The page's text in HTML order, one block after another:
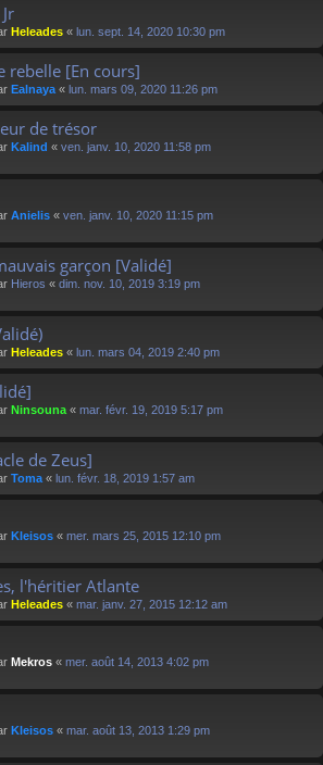
Heleades « lun. sept. 14, 2020 10:30 pm
rebelle [En cours]
Ealnaya « lun. mars 09, 2020 11:26 pm
de trésor
Kalind « ven. janv. 10, 2020 11:58 pm
Anielis « ven. janv. 10, 2020 11:15 pm
garçon [Validé]
Hieros « dim. nov. 10, 2019 3:19 pm
Heleades « lun. mars 04, 2019 2:40 pm
Ninsouna « mar. févr. 19, 2019 5:17 pm
de Zeus]
Toma « lun. févr. 18, 2019 1:57 am
Kleisos « mer. mars 25, 2015 12:10 pm
l'héritier Atlante
Heleades « mar. janv. 27, 2015 12:12 am
Mekros « mer. août 14, 2013 4:02 pm
Kleisos « mar. août 13, 2013 1:29 pm